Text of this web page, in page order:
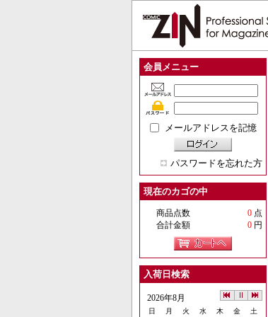
会員メニュー
メールアドレスを記憶
パスワードを忘れた方
現在のカゴの中
商品点数 0 点
合計金額
0 円
入荷日検索
2026年8月
日 月 火 水 木 金 土